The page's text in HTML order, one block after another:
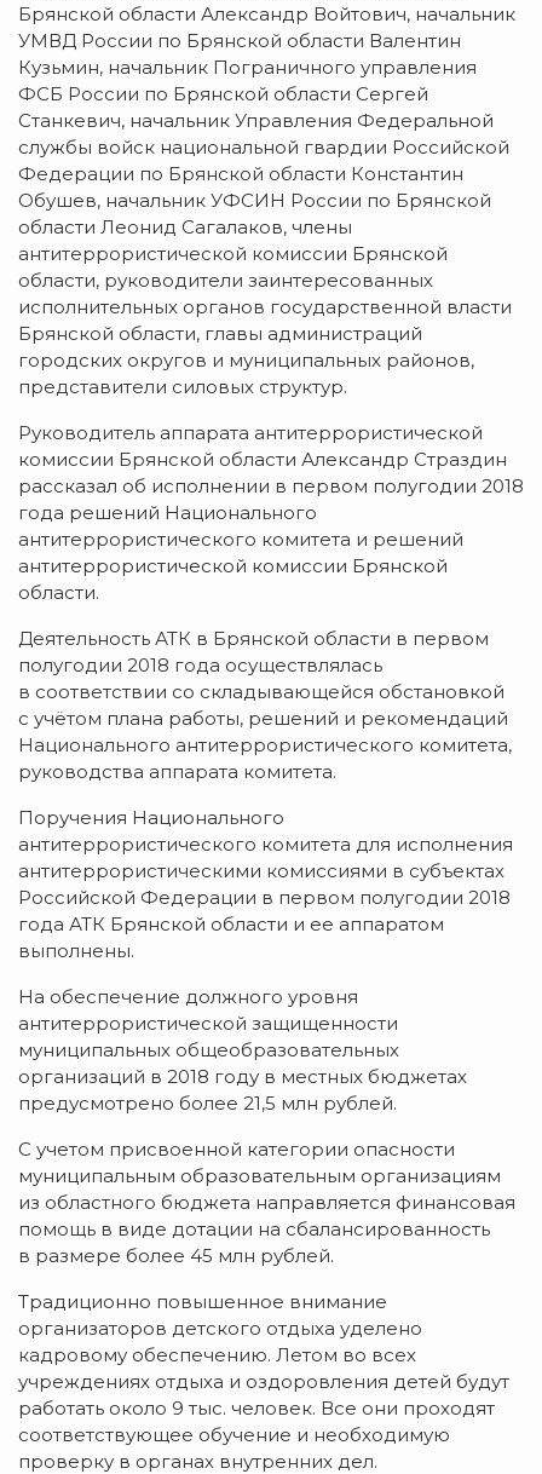
Брянской области Александр Войтович, начальник
УМВД России по Брянской области Валентин
Кузьмин, начальник Пограничного управления
ФСБ России по Брянской области Сергей
Станкевич, начальник Управления Федеральной
службы войск национальной гвардии Российской
Федерации по Брянской области Константин
Обушев, начальник УФСИН России по Брянской
области Леонид Сагалаков, члены
антитеррористической комиссии Брянской
области, руководители заинтересованных
исполнительных органов государственной власти
Брянской области, главы администраций
городских округов и муниципальных районов,
представители силовых структур.
Руководитель аппарата антитеррористической
комиссии Брянской области Александр Страздин
рассказал об исполнении в первом полугодии 2018
года решений Национального
антитеррористического комитета и решений
антитеррористической комиссии Брянской
области.
Деятельность АТК в Брянской области в первом
полугодии 2018 года осуществлялась
в соответствии со складывающейся обстановкой
с учётом плана работы, решений и рекомендаций
Национального антитеррористического комитета,
руководства аппарата комитета.
Поручения Национального
антитеррористического комитета для исполнения
антитеррористическими комиссиями в субъектах
Российской Федерации в первом полугодии 2018
года АТК Брянской области и ее аппаратом
выполнены.
На обеспечение должного уровня
антитеррористической защищенности
муниципальных общеобразовательных
организаций в 2018 году в местных бюджетах
предусмотрено более 21,5 млн рублей.
С учетом присвоенной категории опасности
муниципальным образовательным организациям
из областного бюджета направляется финансовая
помощь в виде дотации на сбалансированность
в размере более 45 млн рублей.
Традиционно повышенное внимание
организаторов детского отдыха уделено
кадровому обеспечению. Летом во всех
учреждениях отдыха и оздоровления детей будут
работать около 9 тыс. человек. Все они проходят
соответствующее обучение и необходимую
проверку в органах внутренних дел.